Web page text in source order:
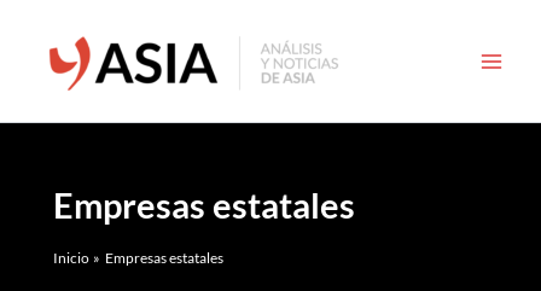
contenido
Empresas estatales
Inicio Empresas estatales